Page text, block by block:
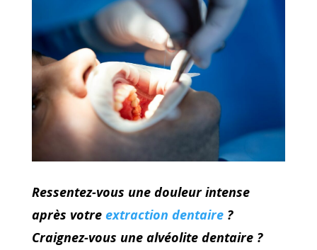
Ressentez-vous une douleur intense
après votre extraction dentaire?
Craignez-vous une alvéolite dentaire ?